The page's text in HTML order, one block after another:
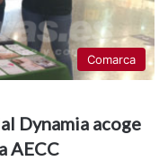
Comarca
Dynamia acoge
AECC